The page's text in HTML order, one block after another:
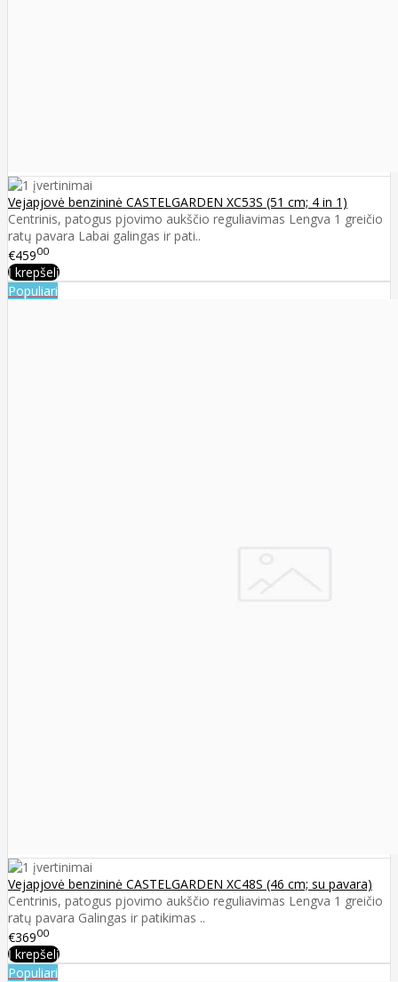
Vejapjovė benzininė CASTELGARDEN XC53S (51 cm; 4 in 1)
Centrinis, patogus pjovimo aukščio reguliavimas Lengva 1 greičio
ratų pavara Labai galingas ir pati..
€45900
Į krepšelį
Populiari
Vejapjovė benzininė CASTELGARDEN XC48S (46 cm; su pavara)
Centrinis, patogus pjovimo aukščio reguliavimas Lengva 1 greičio
ratų pavara Galingas ir patikimas ..
€36900
Į krepšelį
Populiari